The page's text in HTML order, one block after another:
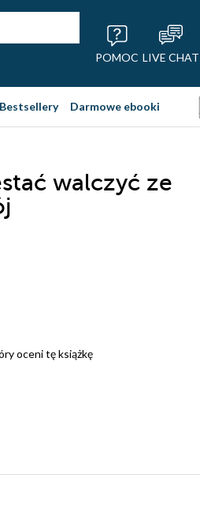
POMOC LIVE CHAT
Bestsellery Darmowe ebooki
walczyć ze
oceni tę książkę